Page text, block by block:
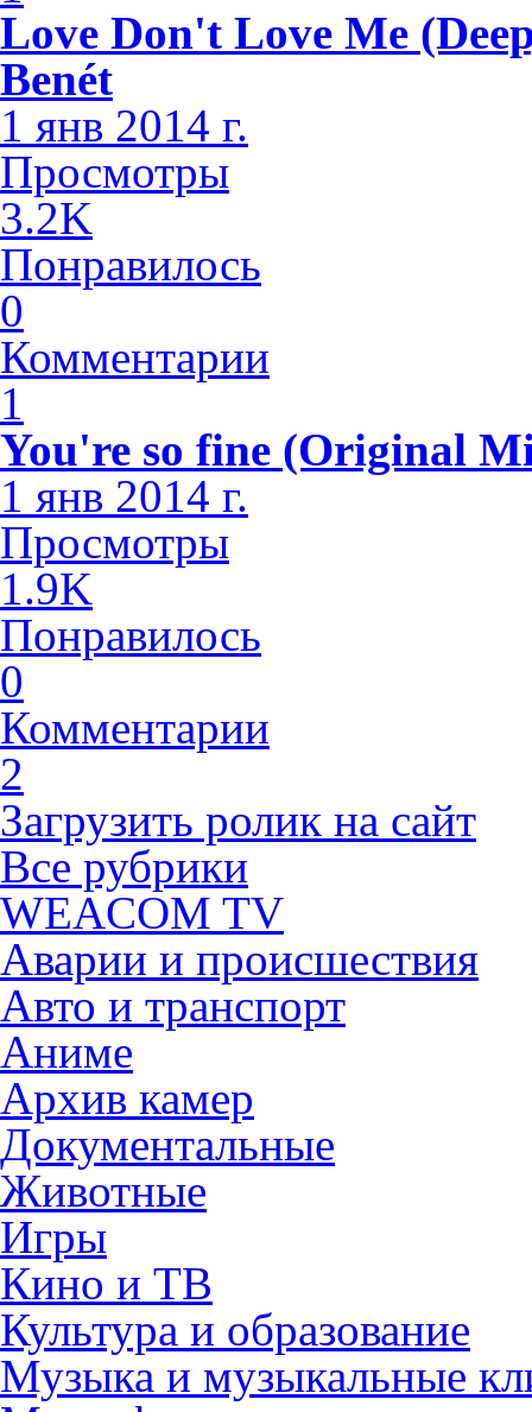
Love Don't Love Me
Benét
1 янв 2014 г.
Просмотры
3.2K
Понравилось
0
Комментарии
1
You're so fine (Original
1 янв 2014 г.
Просмотры
1.9K
Понравилось
0
Комментарии
2
Загрузить ролик на сайт
Все рубрики
WEACOM TV
Аварии и происшествия
Авто и транспорт
Аниме
Архив камер
Документальные
Животные
Игры
Кино и ТВ
Культура и образование
Музыка и музыкальные